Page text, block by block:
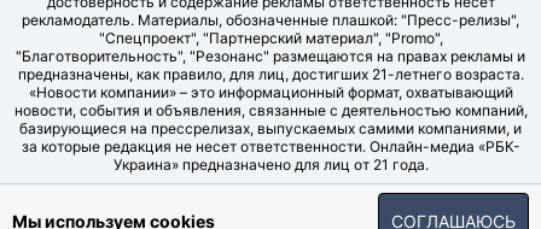
рекламодатель. Материалы, обозначенные плашкой: "Пресс-релизы",
"Спецпроект", "Партнерский материал", "Promo",
"Благотворительность", "Резонанс" размещаются на правах рекламы и
предназначены, как правило, для лиц, достигших 21-летнего возраста.
«Новости компании» – это информационный формат, охватывающий
новости, события и объявления, связанные с деятельностью компаний,
базирующиеся на прессрелизах, выпускаемых самими компаниями, и
за которые редакция не несет ответственности. Онлайн-медиа «РБК-
Украина» предназначено для лиц от 21 года.
© LLC "UBT MEDIA", 2006-2026.
Мы используем cookies СОГЛАШАЮСЬ